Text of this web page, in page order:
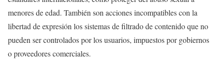
menores de edad. También son acciones incompatibles con la
libertad de expresión los sistemas de filtrado de contenido que no
pueden ser controlados por los usuarios, impuestos por gobiernos
o proveedores comerciales.